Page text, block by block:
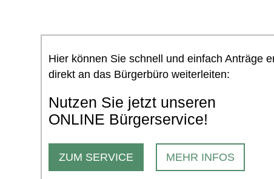
Hier können Sie schnell und einfach Anträge
direkt an das Bürgerbüro weiterleiten:
Nutzen Sie jetzt unseren
ONLINE Bürgerservice!
ZUM SERVICE MEHR INFOS